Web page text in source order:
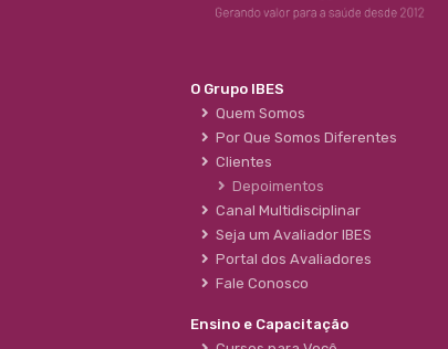
O Grupo IBES
Quem Somos
Por Que Somos Diferentes
Clientes
Depoimentos
Canal Multidisciplinar
Seja um Avaliador IBES
Portal dos Avaliadores
Fale Conosco
Ensino e Capacitação